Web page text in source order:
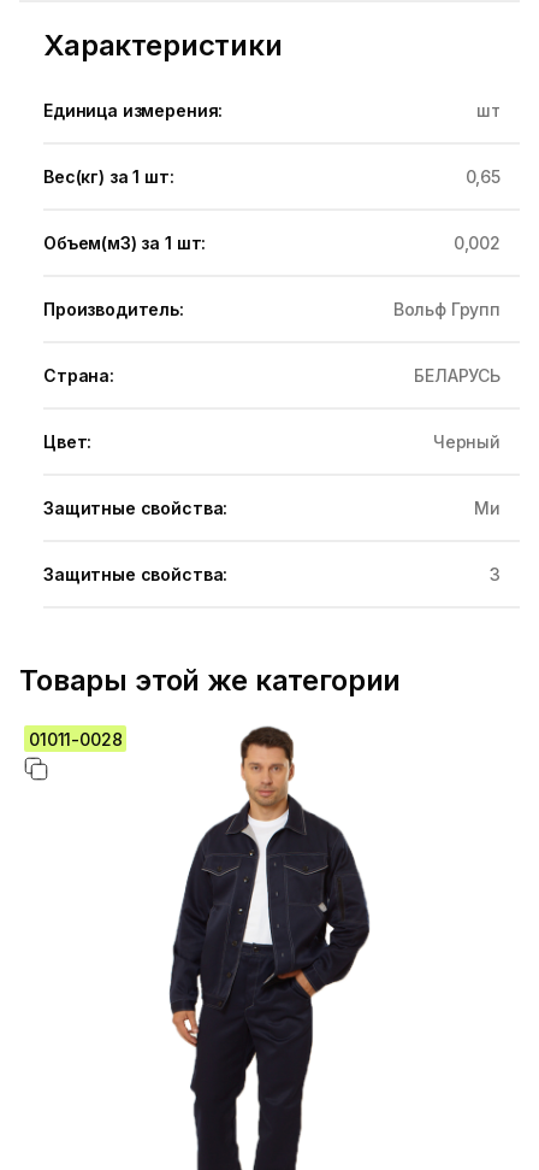
Характеристики
Единица измерения: шт
Вес(кг) за 1 шт: 0,65
Объем(м3) за 1 шт: 0,002
Производитель: Вольф Групп
Страна: БЕЛАРУСЬ
Цвет: Черный
Защитные свойства: Ми
Защитные свойства: З
Товары этой же категории
01011-0028